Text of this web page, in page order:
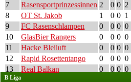
7
Rasensportprinzessinnen 2 0 0 2
8
OT St. Jakob 1 0 0 1
9
FC Rasenschlampen 0 0 0 0
10
GlasBier Rangers 0 0 0 0
11
Hacke Bleiluft 0 0 0 0
12
Rapid Rosettentango 0 0 0 0
13
Real Balkan 0 0 0 0
B Liga